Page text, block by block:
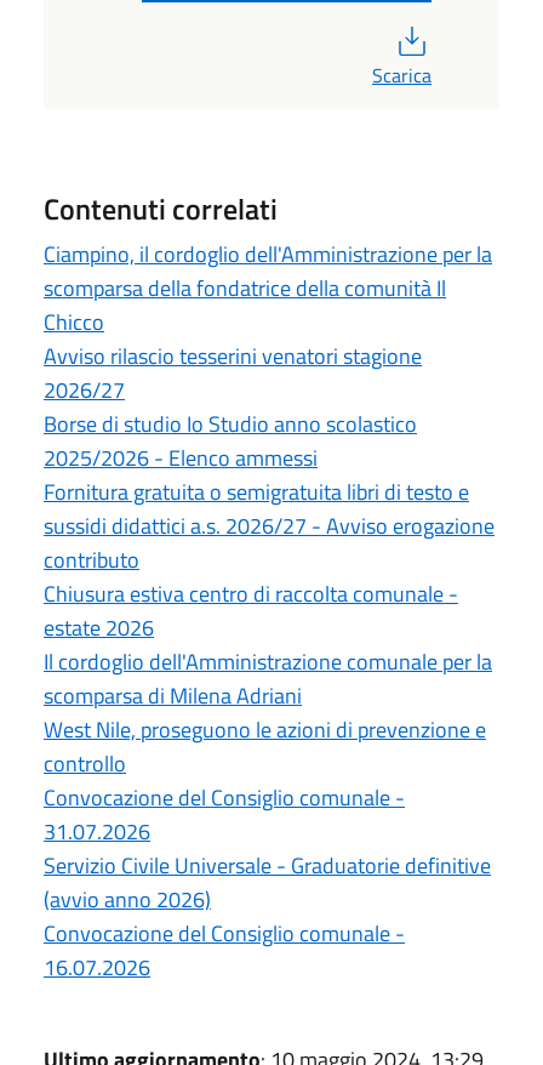
Scarica
Contenuti correlati
Ciampino, il cordoglio dell'Amministrazione per la
scomparsa della fondatrice della comunità Il
Chicco
Avviso rilascio tesserini venatori stagione
2026/27
Borse di studio Io Studio anno scolastico
2025/2026 - Elenco ammessi
Fornitura gratuita o semigratuita libri di testo e
sussidi didattici a.s. 2026/27 - Avviso erogazione
contributo
Chiusura estiva centro di raccolta comunale -
estate 2026
Il cordoglio dell'Amministrazione comunale per la
scomparsa di Milena Adriani
West Nile, proseguono le azioni di prevenzione e
controllo
Convocazione del Consiglio comunale -
31.07.2026
Servizio Civile Universale - Graduatorie definitive
(avvio anno 2026)
Convocazione del Consiglio comunale -
16.07.2026